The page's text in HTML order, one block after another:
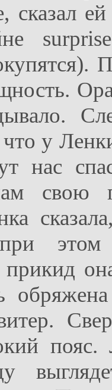
сказал
у
нас
свою
этом
пояс.